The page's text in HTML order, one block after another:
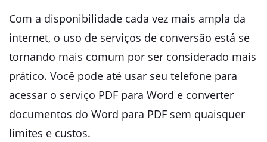
Com a disponibilidade cada vez mais ampla da
internet, o uso de serviços de conversão está se
tornando mais comum por ser considerado mais
prático. Você pode até usar seu telefone para
acessar o serviço PDF para Word e converter
documentos do Word para PDF sem quaisquer
limites e custos.